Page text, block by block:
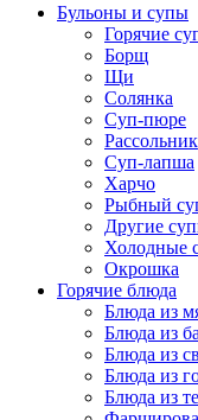
Бульоны и супы
Горячие
Борщ
Щи
Солянка
Суп-пюре
Рассольник
Суп-лапша
Харчо
Рыбный
Другие
Холодные
Окрошка
Горячие блюда
Блюда из
Блюда из
Блюда из
Блюда из
Блюда из